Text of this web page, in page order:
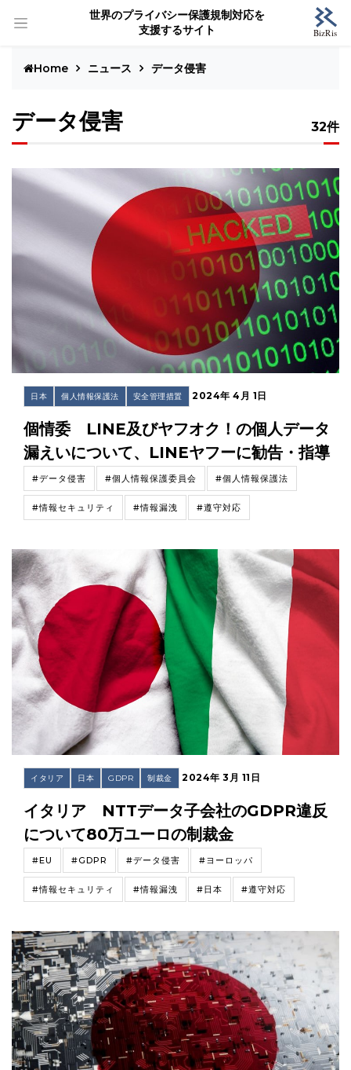
世界のプライバシー保護規制対応を
支援するサイト
Home ニュース データ侵害
データ侵害 32件
日本 個人情報保護法 安全管理措置 2024年 4月 1日
個情委 LINE及びヤフオク！の個人データ
漏えいについて、LINEヤフーに勧告・指導
#データ侵害 #個人情報保護委員会 #個人情報保護法
#情報セキュリティ #情報漏洩 #遵守対応
イタリア 日本 GDPR 制裁金 2024年 3月 11日
イタリア NTTデータ子会社のGDPR違反
について80万ユーロの制裁金
#EU #GDPR #データ侵害 #ヨーロッパ
#情報セキュリティ #情報漏洩 #日本 #遵守対応